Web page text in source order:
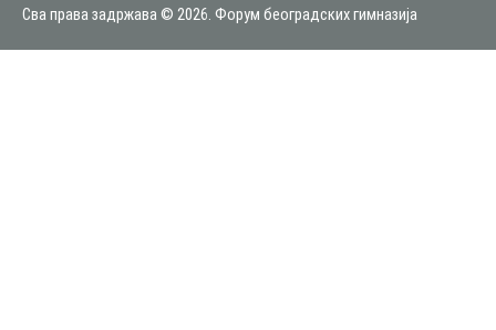
Сва права задржава © 2026. Форум београдских гимназија